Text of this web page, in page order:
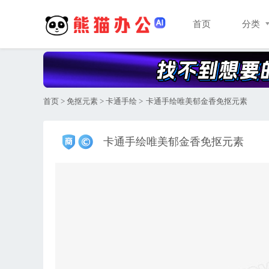
首页 分类
首页 > 免抠元素 > 卡通手绘 > 卡通手绘唯美郁金香免抠元素
卡通手绘唯美郁金香免抠元素